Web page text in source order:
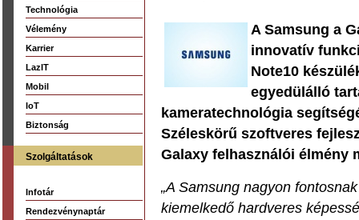
Technológia
Vélemény
Karrier
LazIT
Mobil
IoT
Biztonság
Szolgáltatások
Infotár
Rendezvénynaptár
A Samsung a
innovatív
Note10
egyedülálló
kameratechnológia
Széleskörű szoftveres
Galaxy felhasználói élmény
„A Samsung nagyon
kiemelkedő hardveres